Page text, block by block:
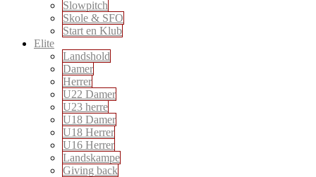
Slowpitch
Skole & SFO
Start en Klub
Elite
Landshold
Damer
Herrer
U22 Damer
U23 herre
U18 Damer
U18 Herrer
U16 Herrer
Landskampe
Giving back